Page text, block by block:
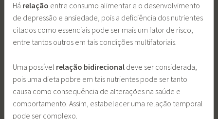
Há relação entre consumo alimentar e o desenvolvimento
de depressão e ansiedade, pois a deficiência dos nutrientes
citados como essenciais pode ser mais um fator de risco,
entre tantos outros em tais condições multifatoriais.
Uma possível relação bidirecional deve ser considerada,
pois uma dieta pobre em tais nutrientes pode ser tanto
causa como consequência de alterações na saúde e
comportamento. Assim, estabelecer uma relação temporal
pode ser complexo.